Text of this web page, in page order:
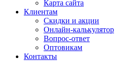
Карта сайта
Клиентам
Скидки и акции
Онлайн-калькулятор
Вопрос-ответ
Оптовикам
Контакты